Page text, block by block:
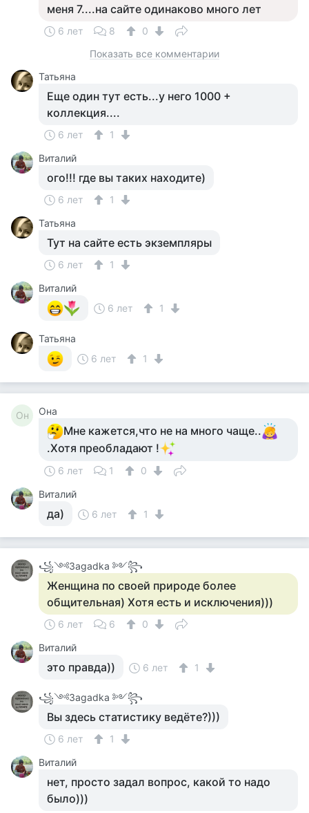
меня 7....на сайте одинаково много лет
6 лет 8
0
Показать все комментарии
Татьяна
Еще один тут есть...у него 1000 +
коллекция....
6 лет
1
Виталий
ого!!! где вы таких находите)
6 лет
1
Татьяна
Тут на сайте есть экземпляры
6 лет
1
Виталий
6 лет
1
Татьяна
6 лет
1
Он Она
Мне кажется,что не на много чаще..
.Хотя преобладают !
6 лет 1
0
Виталий
да) 6 лет 1
꧁༺Зagadka ༻꧂
Женщина по своей природе более
общительная) Хотя есть и исключения)))
6 лет 6
0
Виталий
это правда)) 6 лет 1
꧁༺Зagadka ༻꧂
Вы здесь статистику ведёте?)))
6 лет
1
Виталий
нет, просто задал вопрос, какой то надо
было)))